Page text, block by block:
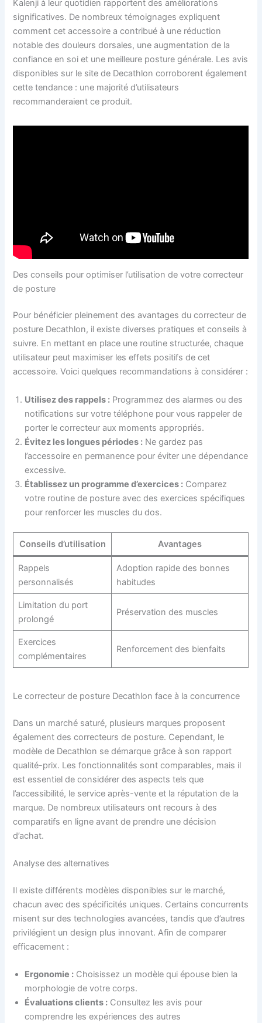
Kalenji à leur quotidien rapportent des améliorations
significatives. De nombreux témoignages expliquent
comment cet accessoire a contribué à une réduction
notable des douleurs dorsales, une augmentation de la
confiance en soi et une meilleure posture générale. Les avis
disponibles sur le site de Decathlon corroborent également
cette tendance : une majorité d’utilisateurs
recommanderaient ce produit.
Des conseils pour optimiser l’utilisation de votre correcteur
de posture
Pour bénéficier pleinement des avantages du correcteur de
posture Decathlon, il existe diverses pratiques et conseils à
suivre. En mettant en place une routine structurée, chaque
utilisateur peut maximiser les effets positifs de cet
accessoire. Voici quelques recommandations à considérer :
Utilisez des rappels : Programmez des alarmes ou des
notifications sur votre téléphone pour vous rappeler de
porter le correcteur aux moments appropriés.
Évitez les longues périodes : Ne gardez pas
l’accessoire en permanence pour éviter une dépendance
excessive.
Établissez un programme d’exercices : Comparez
votre routine de posture avec des exercices spécifiques
pour renforcer les muscles du dos.
Conseils d’utilisation Avantages
Rappels
personnalisés
Adoption rapide des bonnes
habitudes
Limitation du port
prolongé
Préservation des muscles
Exercices
complémentaires
Renforcement des bienfaits
Le correcteur de posture Decathlon face à la concurrence
Dans un marché saturé, plusieurs marques proposent
également des correcteurs de posture. Cependant, le
modèle de Decathlon se démarque grâce à son rapport
qualité-prix. Les fonctionnalités sont comparables, mais il
est essentiel de considérer des aspects tels que
l’accessibilité, le service après-vente et la réputation de la
marque. De nombreux utilisateurs ont recours à des
comparatifs en ligne avant de prendre une décision
d’achat.
Analyse des alternatives
Il existe différents modèles disponibles sur le marché,
chacun avec des spécificités uniques. Certains concurrents
misent sur des technologies avancées, tandis que d’autres
privilégient un design plus innovant. Afin de comparer
efficacement :
Ergonomie : Choisissez un modèle qui épouse bien la
morphologie de votre corps.
Évaluations clients : Consultez les avis pour
comprendre les expériences des autres